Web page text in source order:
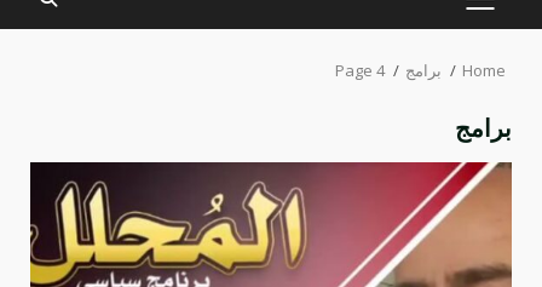
PRIMARY
MENU
Home برامج Page 4
برامج